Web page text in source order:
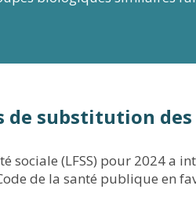
de substitution
sociale (LFSS) pour 2024 a
de la santé publique en